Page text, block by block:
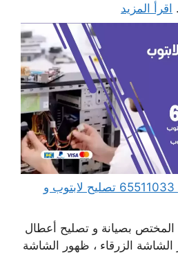
اقرأ المزيد
مهندس كمبيوتر صبحان 65511033 تصليح لابتوب و
بصيانة و تصليح أعطال
الزرقاء ، ظهور الشاشة